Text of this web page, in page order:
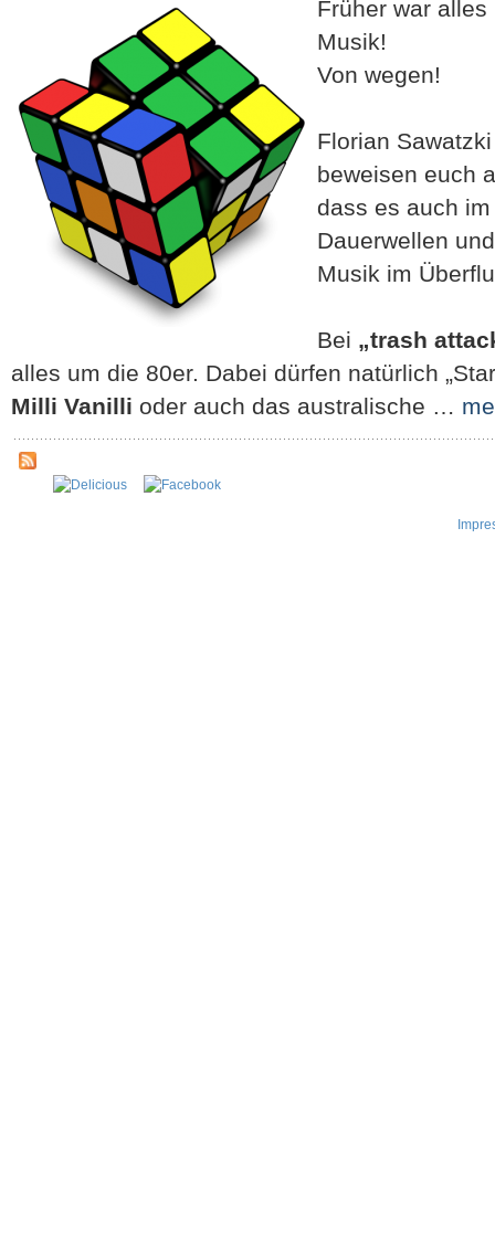
Früher war
Musik!
Von wegen!
Florian
beweisen euch
dass es auch
Dauerwellen
Musik im
Bei „trash
alles um die 80er. Dabei dürfen natürlich
Milli Vanilli oder auch das australische …